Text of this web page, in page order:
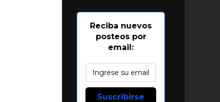
Reciba nuevos
posteos por
email:
Suscribirse